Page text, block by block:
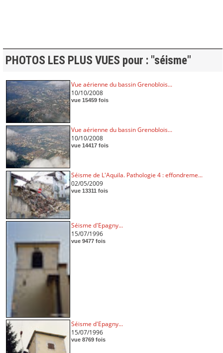
PHOTOS LES PLUS VUES pour : "séisme"
Vue aérienne du bassin Grenoblois...
10/10/2008
vue 15459 fois
Vue aérienne du bassin Grenoblois...
10/10/2008
vue 14417 fois
Séisme de L'Aquila. Pathologie 4 : effondreme...
02/05/2009
vue 13311 fois
Séisme d'Epagny...
15/07/1996
vue 9477 fois
Séisme d'Epagny...
15/07/1996
vue 8769 fois